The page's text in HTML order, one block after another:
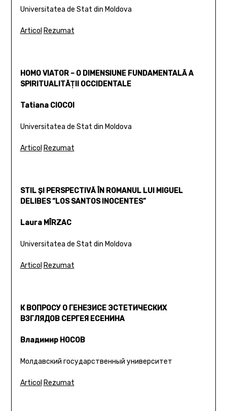
Universitatea de Stat din Moldova
Articol Rezumat
HOMO VIATOR – O DIMENSIUNE FUNDAMENTALĂ A
SPIRITUALITĂŢII OCCIDENTALE
Tatiana CIOCOI
Universitatea de Stat din Moldova
Articol Rezumat
STIL ŞI PERSPECTIVĂ ÎN ROMANUL LUI MIGUEL
DELIBES “LOS SANTOS INOCENTES”
Laura MÎRZAC
Universitatea de Stat din Moldova
Articol Rezumat
К ВОПРОСУ О ГЕНЕЗИСЕ ЭСТЕТИЧЕСКИХ
ВЗГЛЯДОВ СЕРГЕЯ ЕСЕНИНА
Владимир НОСОВ
Молдавский государственный университет
Articol Rezumat